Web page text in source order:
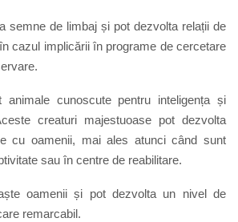
semne de limbaj și pot dezvolta relații de
cazul implicării în programe de cercetare
animale cunoscute pentru inteligența și
creaturi majestuoase pot dezvolta
cu oamenii, mai ales atunci când sunt
sau în centre de reabilitare.
oamenii și pot dezvolta un nivel de
remarcabil.